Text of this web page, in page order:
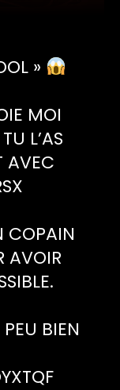
»
MOI
L’AS
AVEC
COPAIN
AVOIR
BIEN